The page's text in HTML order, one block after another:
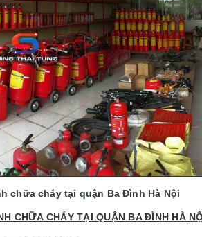
chữa cháy tại quận Ba Đình Hà Nội
CHỮA CHÁY TẠI QUẬN BA ĐÌNH HÀ